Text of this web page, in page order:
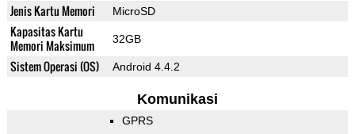
Jenis Kartu Memori MicroSD
Kapasitas Kartu
Memori Maksimum
32GB
Sistem Operasi (OS) Android 4.4.2
Komunikasi
GPRS